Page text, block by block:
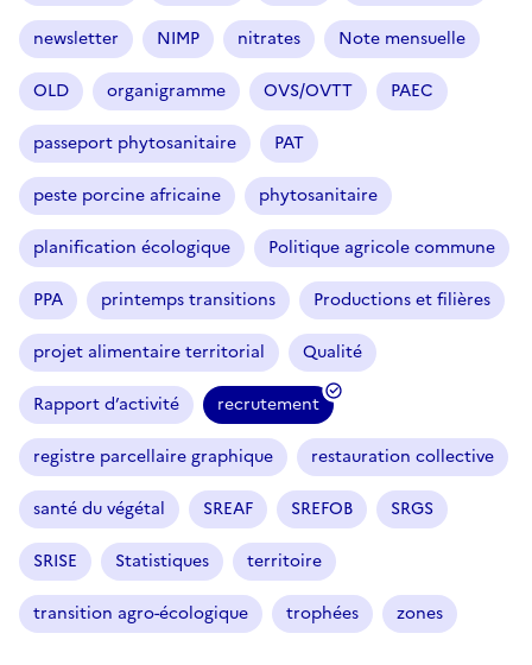
newsletter NIMP nitrates Note mensuelle
OLD organigramme OVS/OVTT PAEC
passeport phytosanitaire PAT
peste porcine africaine phytosanitaire
planification écologique Politique agricole commune
PPA printemps transitions Productions et filières
projet alimentaire territorial Qualité
Rapport d’activité recrutement
registre parcellaire graphique restauration collective
santé du végétal SREAF SREFOB SRGS
SRISE Statistiques territoire
transition agro-écologique trophées zones